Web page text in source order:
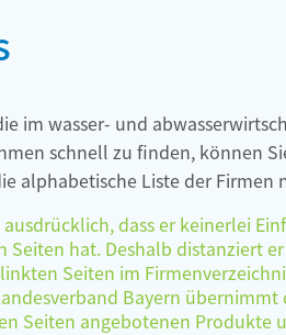
im wasser- und
schnell zu finden, können
alphabetische Liste der Firmen
dass er keinerlei
hat. Deshalb distanziert
Seiten im
Bayern
Seiten angebotenen Produkte